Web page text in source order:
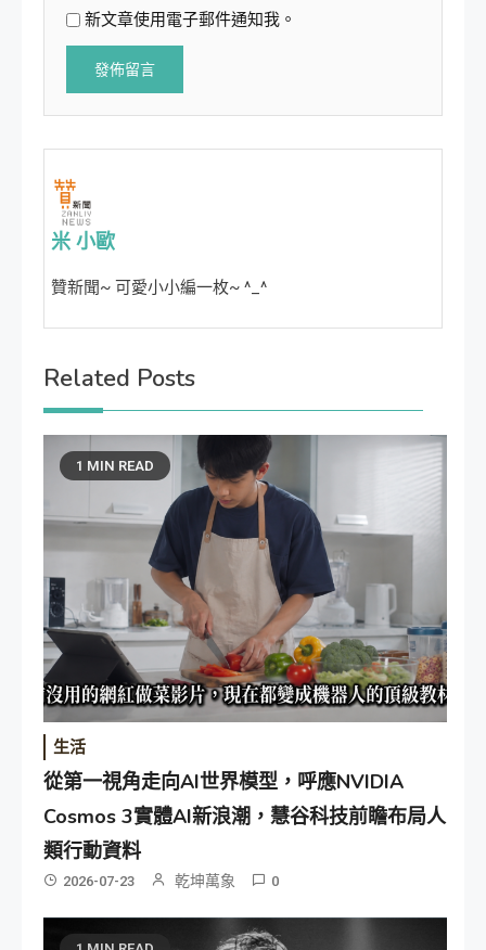
新文章使用電子郵件通知我。
米 小歐
贊新聞~ 可愛小小編一枚~ ^_^
Related Posts
1 MIN READ
生活
從第一視角走向AI世界模型，呼應NVIDIA
Cosmos 3實體AI新浪潮，慧谷科技前瞻布局人
類行動資料
2026-07-23 乾坤萬象 0